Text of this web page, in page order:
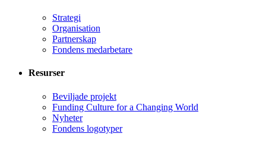
Strategi
Organisation
Partnerskap
Fondens medarbetare
Resurser
Beviljade projekt
Funding Culture for a Changing World
Nyheter
Fondens logotyper